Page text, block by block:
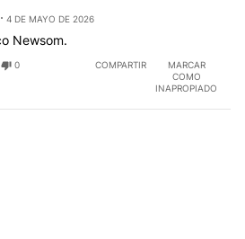
4 DE MAYO DE 2026
Newsom.
0 COMPARTIR
MARCAR
COMO
INAPROPIADO